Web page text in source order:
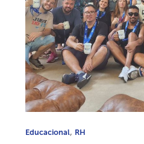
Educacional, RH